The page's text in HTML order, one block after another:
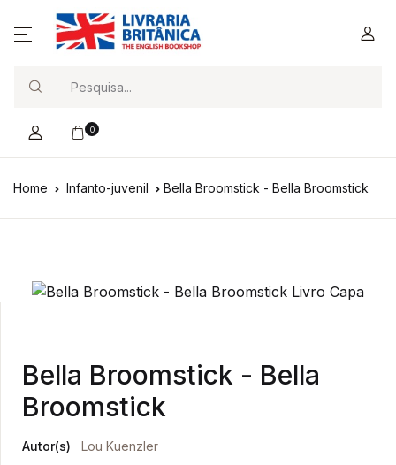
0
Home Infanto-juvenil Bella Broomstick - Bella Broomstick
Bella Broomstick - Bella
Broomstick
Autor(s) Lou Kuenzler